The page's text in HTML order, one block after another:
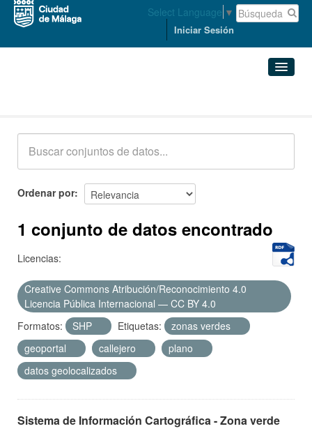
Select Language ▼
Iniciar Sesión
Acerca de
Ordenar por
1 conjunto de datos encontrado
Licencias:
Creative Commons Atribución/Reconocimiento 4.0
Licencia Pública Internacional — CC BY 4.0
Formatos:
SHP Etiquetas:
zonas verdes
geoportal
callejero
plano
datos geolocalizados
Sistema de Información Cartográfica - Zona verde